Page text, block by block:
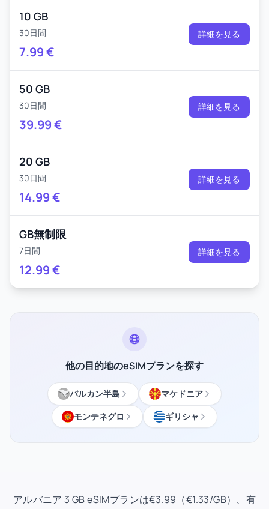
10 GB
30日間
7.99€
詳細を見る
50 GB
30日間
39.99€
詳細を見る
20 GB
30日間
14.99€
詳細を見る
GB無制限
7日間
12.99€
詳細を見る
他の目的地のeSIMプランを探す
バルカン半島
マケドニア
モンテネグロ
ギリシャ
アルバニア 3 GB eSIMプランは€3.99（€1.33/GB）、有